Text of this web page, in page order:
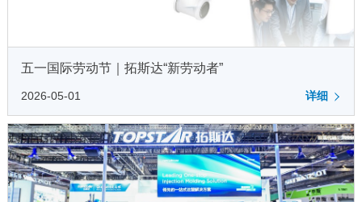
五一国际劳动节｜拓斯达“新劳动者”
2026-05-01 详细